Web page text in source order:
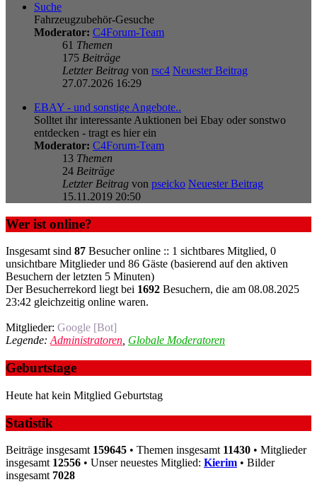
Suche
Fahrzeugzubehör-Gesuche
Moderator: C4Forum-Team
61 Themen
175 Beiträge
Letzter Beitrag von rsc4 Neuester Beitrag
27.07.2026 16:29
EBAY - und sonstige Angebote..
Solltet ihr interessante Auktionen bei Ebay oder sonstwo
entdecken - tragt es hier ein
Moderator: C4Forum-Team
13 Themen
24 Beiträge
Letzter Beitrag von pseicko Neuester Beitrag
15.11.2019 20:50
Wer ist online?
Insgesamt sind 87 Besucher online :: 1 sichtbares Mitglied, 0
unsichtbare Mitglieder und 86 Gäste (basierend auf den aktiven
Besuchern der letzten 5 Minuten)
Der Besucherrekord liegt bei 1692 Besuchern, die am 08.08.2025
23:42 gleichzeitig online waren.
Mitglieder: Google [Bot]
Legende:Administratoren, Globale Moderatoren
Geburtstage
Heute hat kein Mitglied Geburtstag
Statistik
Beiträge insgesamt 159645 • Themen insgesamt 11430 • Mitglieder
insgesamt 12556 • Unser neuestes Mitglied: Kierim • Bilder
insgesamt 7028